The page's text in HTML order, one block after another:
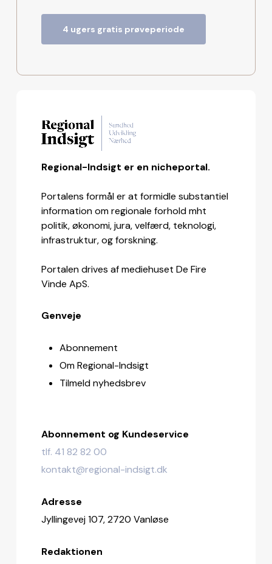
4 ugers gratis prøveperiode
Regional-Indsigt er en nicheportal.
Portalens formål er at formidle substantiel
information om regionale forhold mht
politik, økonomi, jura, velfærd, teknologi,
infrastruktur, og forskning.
Portalen drives af mediehuset De Fire
Vinde ApS.
Genveje
Abonnement
Om Regional-Indsigt
Tilmeld nyhedsbrev
Abonnement og Kundeservice
tlf. 41 82 82 00
kontakt@regional-indsigt.dk
Adresse
Jyllingevej 107, 2720 Vanløse
Redaktionen